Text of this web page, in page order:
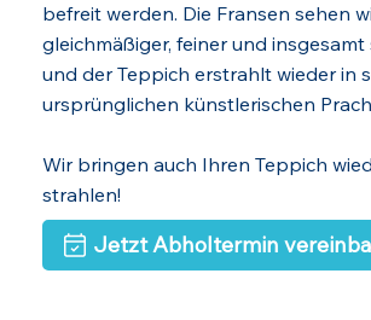
befreit werden. Die Fransen sehen
gleichmäßiger, feiner und insgesamt
und der Teppich erstrahlt wieder in
ursprünglichen künstlerischen
Wir bringen auch Ihren Teppich
strahlen!
Jetzt Abholtermin